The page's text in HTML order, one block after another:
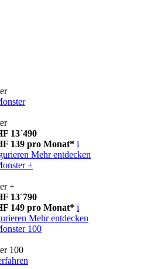
13´490
139 pro Monat* i
Mehr entdecken
+
+
13´790
149 pro Monat* i
Mehr entdecken
100
100